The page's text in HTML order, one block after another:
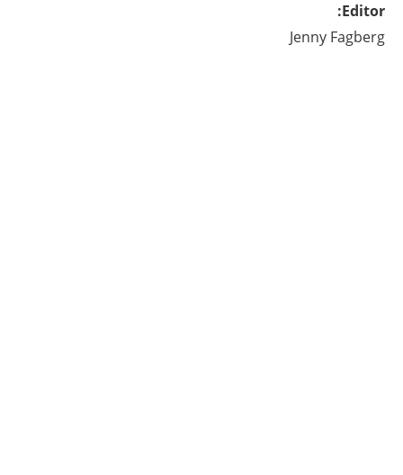
Editor
:
Jenny Fagberg